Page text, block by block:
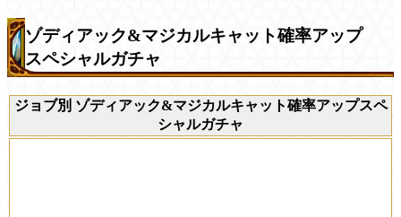
ゾディアック&マジカルキャット確率アップ
スペシャルガチャ
ジョブ別 ゾディアック&マジカルキャット確率アップスペ
シャルガチャ